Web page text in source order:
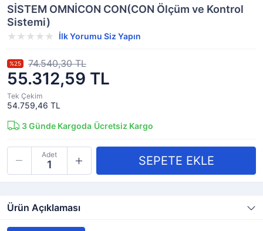
SİSTEM OMNİCON CON(CON Ölçüm ve Kontrol
Sistemi)
İlk Yorumu Siz Yapın
55.312,59 TL
%25 74.540,30 TL
Tek Çekim
54.759,46 TL
3Günde Kargoda Ücretsiz Kargo
Adet
Ürün Açıklaması